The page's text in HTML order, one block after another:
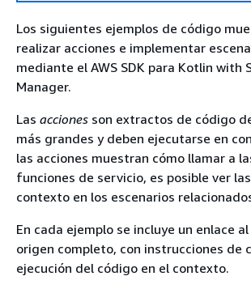
Los siguientes ejemplos de código
realizar acciones e implementar
mediante el AWS SDK para Kotlin with
Manager.
Las acciones son extractos de código
más grandes y deben ejecutarse en
las acciones muestran cómo llamar a
funciones de servicio, es posible ver
contexto en los escenarios
En cada ejemplo se incluye un enlace
origen completo, con instrucciones de
ejecución del código en el contexto.